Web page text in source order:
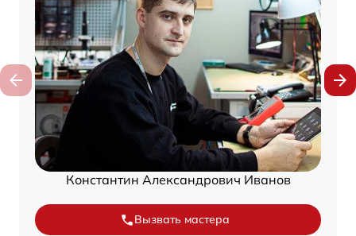
Константин Александрович Иванов
Вызвать мастера